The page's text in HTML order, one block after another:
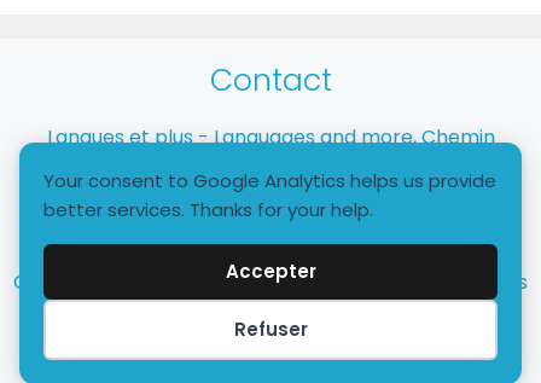
Contact
Langues et plus - Languages and more, Chemin
+41 79 772 9510 - info@languagesandmore.com
Qui sommes-nous? Conditions générales
Mentions
légales–Lieux de cours
Copyright ©2005-2020 Languages and more
Your consent to Google Analytics helps us provide
better services. Thanks for your help.
Accepter
Refuser